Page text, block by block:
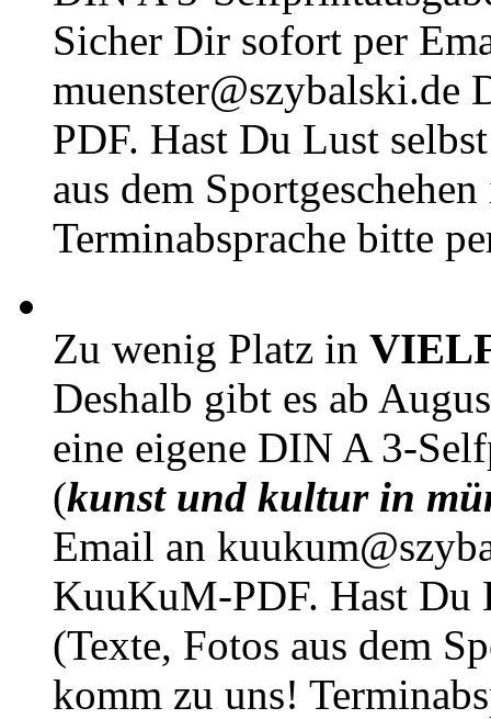
Sicher Dir sofort per
muenster@szybalski.de
PDF. Hast Du Lust
aus dem
Terminabsprache bitte
Zu wenig Platz in
Deshalb gibt es ab
eine eigene DIN A 3-
(kunst und kultur in
Email an
KuuKuM-PDF. Hast Du
(Texte, Fotos aus dem
komm zu uns!